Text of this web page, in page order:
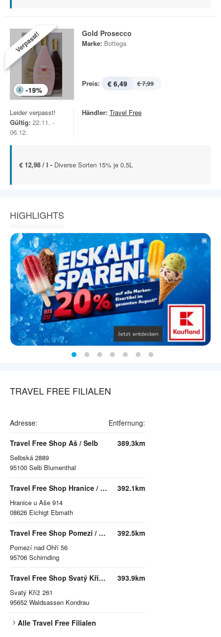
Verpasst!
-19%
Gold Prosecco
Marke: Bottega
Preis: € 6,49 € 7,99
Leider verpasst!
Gültig: 22.11. -
06.12.
Händler: Travel Free
€ 12,98 / l - Diverse Sorten 15% je 0,5L
HIGHLIGHTS
TRAVEL FREE FILIALEN
Adresse: Entfernung:
Travel Free Shop Aš / Selb
Selbská 2889
95100 Selb Blumenthal
389.3km
Travel Free Shop Hranice / Ebmath
Hranice u Aše 914
08626 Eichigt Ebmath
392.1km
Travel Free Shop Pomezí / Schirnding
Pomezí nad Ohří 56
95706 Schirnding
392.5km
Travel Free Shop Svatý Kříž 2/Waldsassen 2
Svatý Kříž 261
95652 Waldsassen Kondrau
393.9km
Alle Travel Free Filialen